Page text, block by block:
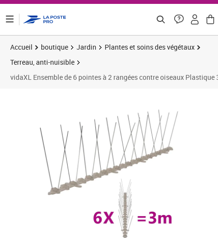
Accueil boutique Jardin
Plantes et soins des végétaux
Terreau, anti-nuisible
vidaXL Ensemble de 6 pointes à 2 rangées contre oiseaux Plastique